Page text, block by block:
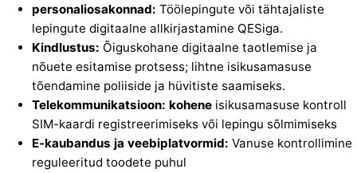
personaliosakonnad: Töölepingute või tähtajaliste
lepingute digitaalne allkirjastamine QESiga.
Kindlustus: Õiguskohane digitaalne taotlemise ja
nõuete esitamise protsess; lihtne isikusamasuse
tõendamine poliiside ja hüvitiste saamiseks.
Telekommunikatsioon: kohene isikusamasuse kontroll
SIM-kaardi registreerimiseks või lepingu sõlmimiseks
E-kaubandus ja veebiplatvormid: Vanuse kontrollimine
reguleeritud toodete puhul